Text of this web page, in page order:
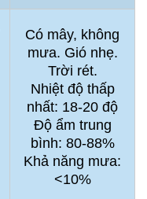
Có mây, không
mưa. Gió nhẹ.
Trời rét.
Nhiệt độ thấp
nhất: 18-20 độ
Độ ẩm trung
bình: 80-88%
Khả năng mưa:
<10%